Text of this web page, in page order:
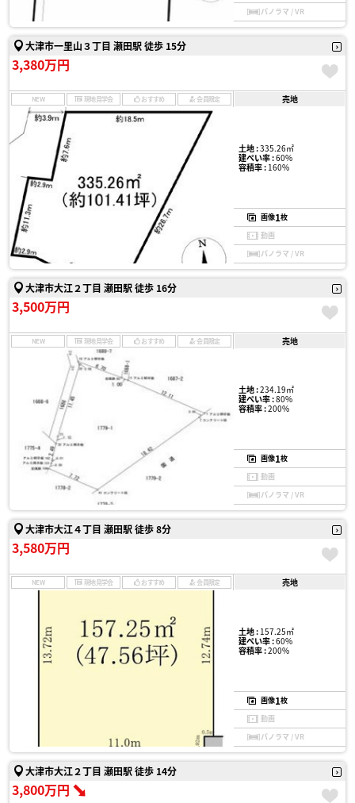
パノラマ / VR
大津市一里山３丁目 瀬田駅 徒歩 15分
3,380万円
NEW 現地見学会 おすすめ 会員限定 売地
土地 :335.26㎡
建ぺい率 :60%
容積率 :160%
画像1枚
動画
パノラマ / VR
大津市大江２丁目 瀬田駅 徒歩 16分
3,500万円
NEW 現地見学会 おすすめ 会員限定 売地
土地 :234.19㎡
建ぺい率 :80%
容積率 :200%
画像1枚
動画
パノラマ / VR
大津市大江４丁目 瀬田駅 徒歩 8分
3,580万円
NEW 現地見学会 おすすめ 会員限定 売地
土地 :157.25㎡
建ぺい率 :60%
容積率 :200%
画像1枚
動画
パノラマ / VR
大津市大江２丁目 瀬田駅 徒歩 14分
3,800万円